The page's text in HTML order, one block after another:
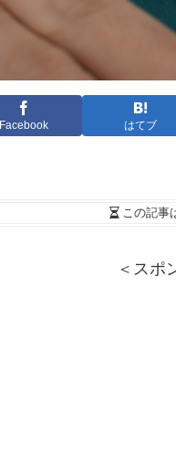
Facebook はてブ
この記事
＜スポ